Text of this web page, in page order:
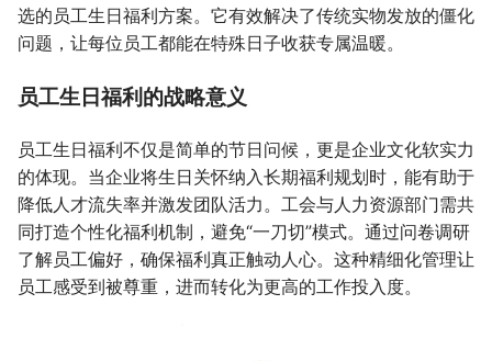
选的员工生日福利方案。它有效解决了传统实物发放的僵化
问题，让每位员工都能在特殊日子收获专属温暖。
员工生日福利的战略意义
员工生日福利不仅是简单的节日问候，更是企业文化软实力
的体现。当企业将生日关怀纳入长期福利规划时，能有助于
降低人才流失率并激发团队活力。工会与人力资源部门需共
同打造个性化福利机制，避免“一刀切”模式。通过问卷调研
了解员工偏好，确保福利真正触动人心。这种精细化管理让
员工感受到被尊重，进而转化为更高的工作投入度。